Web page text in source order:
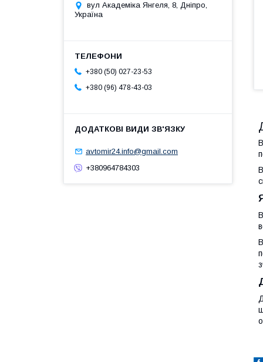
вул Академіка Янгеля, 8, Дніпро,
Україна
+380 (50) 027-23-53
+380 (96) 478-43-03
avtomir24.info@gmail.com
+380964784303